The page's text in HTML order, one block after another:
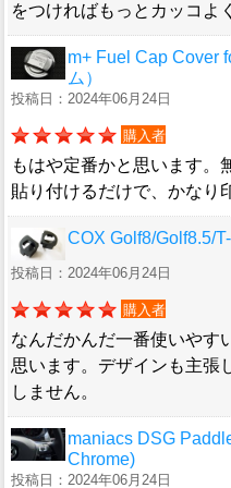
をつければもっとカッコよ
m+ Fuel Cap Cover
ム）
投稿日：2024年06月24日
購入者
もはや定番かと思います。
貼り付けるだけで、かなり
COX Golf8/Golf8.5/
投稿日：2024年06月24日
購入者
なんだかんだ一番使いやす
思います。デザインも主張
しません。
maniacs DSG
Chrome)
投稿日：2024年06月24日